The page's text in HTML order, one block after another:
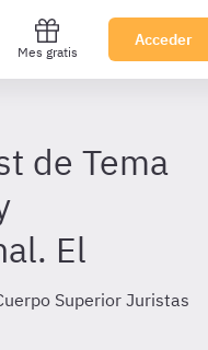
Mes gratis
Acceder
de Tema
El
Superior Juristas